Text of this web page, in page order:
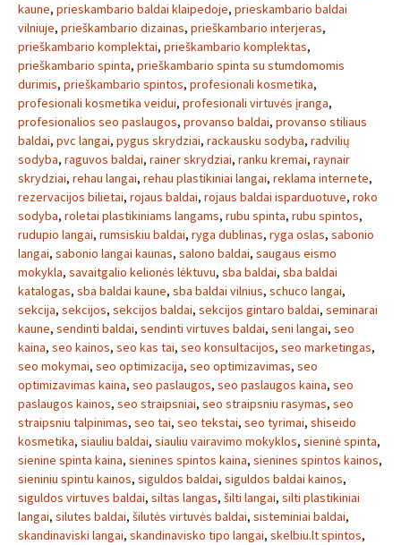
kaune, prieskambario baldai klaipedoje, prieskambario baldai
vilniuje, prieškambario dizainas, prieškambario interjeras,
prieškambario komplektai, prieškambario komplektas,
prieškambario spinta, prieškambario spinta su stumdomomis
durimis, prieškambario spintos, profesionali kosmetika,
profesionali kosmetika veidui, profesionali virtuvės įranga,
profesionalios seo paslaugos, provanso baldai, provanso stiliaus
baldai, pvc langai, pygus skrydziai, rackausku sodyba, radvilių
sodyba, raguvos baldai, rainer skrydziai, ranku kremai, raynair
skrydziai, rehau langai, rehau plastikiniai langai, reklama internete,
rezervacijos bilietai, rojaus baldai, rojaus baldai isparduotuve, roko
sodyba, roletai plastikiniams langams, rubu spinta, rubu spintos,
rudupio langai, rumsiskiu baldai, ryga dublinas, ryga oslas, sabonio
langai, sabonio langai kaunas, salono baldai, saugaus eismo
mokykla, savaitgalio kelionės lėktuvu, sba baldai, sba baldai
katalogas, sba baldai kaune, sba baldai vilnius, schuco langai,
sekcija, sekcijos, sekcijos baldai, sekcijos gintaro baldai, seminarai
kaune, sendinti baldai, sendinti virtuves baldai, seni langai, seo
kaina, seo kainos, seo kas tai, seo konsultacijos, seo marketingas,
seo mokymai, seo optimizacija, seo optimizavimas, seo
optimizavimas kaina, seo paslaugos, seo paslaugos kaina, seo
paslaugos kainos, seo straipsniai, seo straipsniu rasymas, seo
straipsniu talpinimas, seo tai, seo tekstai, seo tyrimai, shiseido
kosmetika, siauliu baldai, siauliu vairavimo mokyklos, sieninė spinta,
sienine spinta kaina, sienines spintos kaina, sienines spintos kainos,
sieniniu spintu kainos, siguldos baldai, siguldos baldai kainos,
siguldos virtuves baldai, siltas langas, šilti langai, silti plastikiniai
langai, silutes baldai, šilutės virtuvės baldai, sisteminiai baldai,
skandinaviski langai, skandinavisko tipo langai, skelbiu.lt spintos,